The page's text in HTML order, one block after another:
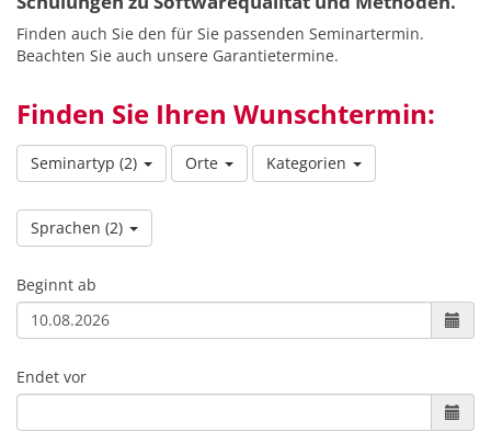
Finden auch Sie den für Sie passenden Seminartermin.
Beachten Sie auch unsere Garantietermine.
Finden Sie Ihren Wunschtermin:
Seminartyp (2) Orte Kategorien
Sprachen (2)
Beginnt ab
Endet vor